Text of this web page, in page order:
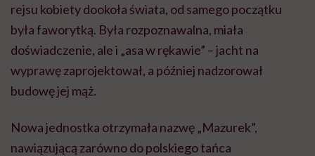
rejsu kobiety dookoła świata, od samego początku
była faworytką. Była rozpoznawalna, miała
doświadczenie, ale i „asa w rękawie” – jacht na
wyprawę zaprojektował, a później nadzorował
budowę jej mąż.
Nowa jednostka otrzymała nazwę „Mazurek”,
nawiązującą zarówno do polskiego tańca